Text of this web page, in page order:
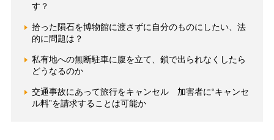
す？
拾った隕石を博物館に渡さずに自分のものにしたい、法
的に問題は？
私有地への無断駐車に腹を立て、鎖で出られなくしたら
どうなるのか
交通事故にあって旅行をキャンセル 加害者に“キャンセ
ル料”を請求することは可能か